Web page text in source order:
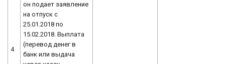
4
он подает заявление
на отпуск с
25.01.2018 по
15.02.2018. Выплата
(перевод денег в
банк или выдача